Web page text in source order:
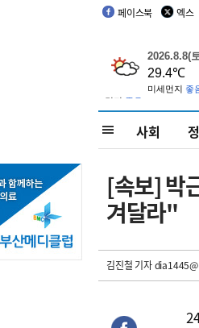
페이스북 엑스
사회
[속보] 박
겨달라"
김진철 기자